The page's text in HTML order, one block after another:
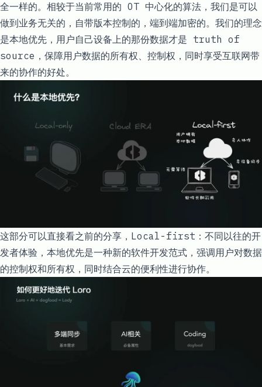
全一样的。相较于当前常用的 OT 中心化的算法，我们是可以
做到业务无关的，自带版本控制的，端到端加密的。我们的理念
是本地优先，用户自己设备上的那份数据才是 truth of
source，保障用户数据的所有权、控制权，同时享受互联网带
来的协作的好处。
这部分可以直接看之前的分享， Local-first：不同以往的开
发者体验 ，本地优先是一种新的软件开发范式，强调用户对数据
的控制权和所有权，同时结合云的便利性进行协作。